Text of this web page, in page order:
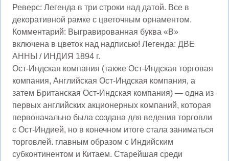
Реверс: Легенда в три строки над датой. Все в
декоративной рамке с цветочным орнаментом.
Комментарий: Выгравированная буква «B»
включена в цветок над надписью! Легенда: ДВЕ
АННЫ / ИНДИЯ 1894 г.
Ост-Индская компания (также Ост-Индская торговая
компания, Английская Ост-Индская компания, а
затем Британская Ост-Индская компания) — одна из
первых английских акционерных компаний, которая
первоначально была создана для ведения торговли
с Ост-Индией, но в конечном итоге стала заниматься
торговлей. главным образом с Индийским
субконтинентом и Китаем. Старейшая среди